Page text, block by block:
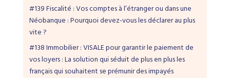
#139 Fiscalité : Vos comptes à l’étranger ou dans une
Néobanque : Pourquoi devez-vous les déclarer au plus
vite ?
#138 Immobilier : VISALE pour garantir le paiement de
vos loyers : La solution qui séduit de plus en plus les
français qui souhaitent se prémunir des impayés